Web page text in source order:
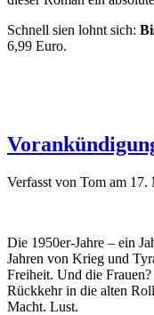
Schnell sien lohnt sich:
6,99 Euro.
Verfasst von Tom am 17.
Die 1950er-Jahre – ein
Jahren von Krieg und
Freiheit. Und die
Rückkehr in die alten
Macht. Lust.